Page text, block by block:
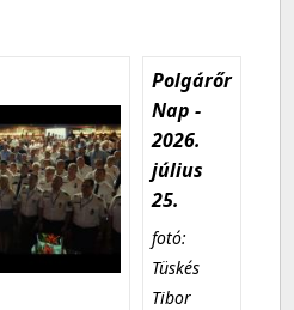
Polgárőr
Nap -
2026.
július
25.
fotó:
Tüskés
Tibor